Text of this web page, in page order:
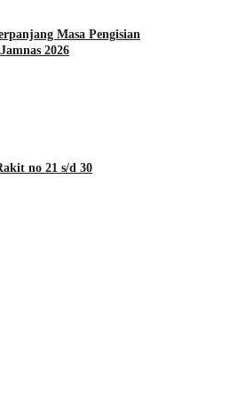
Masa Pengisian
2026
no 21 s/d 30